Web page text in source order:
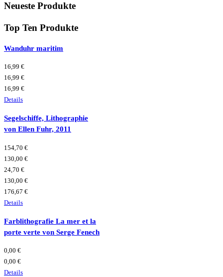
Neueste Produkte
Top Ten Produkte
Wanduhr maritim
16,99 €
16,99 €
16,99 €
Details
Segelschiffe, Lithographie
von Ellen Fuhr, 2011
154,70 €
130,00 €
24,70 €
130,00 €
176,67 €
Details
Farblithografie La mer et la
porte verte von Serge Fenech
0,00 €
0,00 €
Details